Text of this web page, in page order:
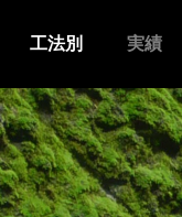
工法別 実績